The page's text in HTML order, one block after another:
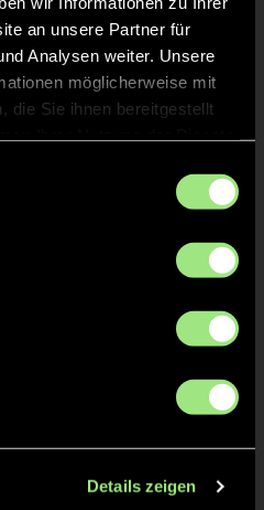
an unsere Partner für
Analysen weiter. Unsere
möglicherweise mit
die Sie ihnen bereitgestellt
Details zeigen
Ersatztorwart, K = Kapitän